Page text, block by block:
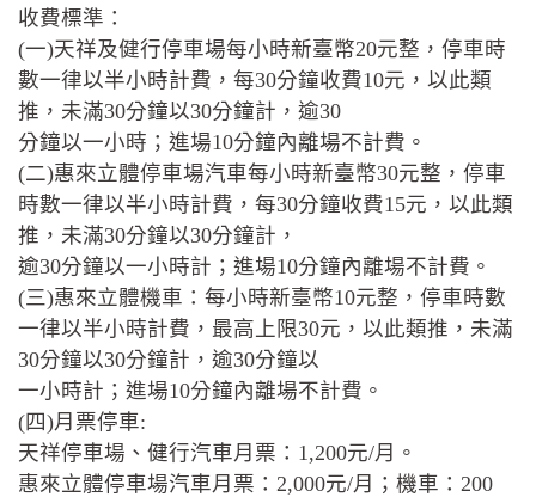
收費標準：
(一)天祥及健行停車場每小時新臺幣20元整，停車時
數一律以半小時計費，每30分鐘收費10元，以此類
推，未滿30分鐘以30分鐘計，逾30
分鐘以一小時；進場10分鐘內離場不計費。
(二)惠來立體停車場汽車每小時新臺幣30元整，停車
時數一律以半小時計費，每30分鐘收費15元，以此類
推，未滿30分鐘以30分鐘計，
逾30分鐘以一小時計；進場10分鐘內離場不計費。
(三)惠來立體機車：每小時新臺幣10元整，停車時數
一律以半小時計費，最高上限30元，以此類推，未滿
30分鐘以30分鐘計，逾30分鐘以
一小時計；進場10分鐘內離場不計費。
(四)月票停車:
天祥停車場、健行汽車月票：1,200元/月。
惠來立體停車場汽車月票：2,000元/月；機車：200